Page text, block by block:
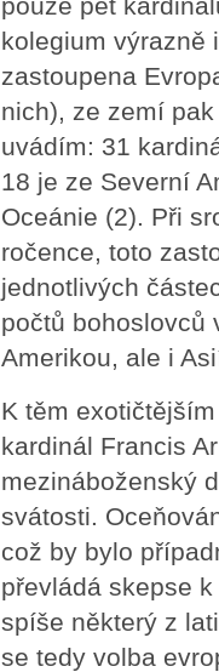
pouze pět
kolegium výrazně
zastoupena
nich), ze zemí
uvádím: 31
18 je ze Severní
Oceánie (2). Při
ročence, toto
jednotlivých
počtů bohoslovců
Amerikou, ale i
K těm
kardinál Francis
mezináboženský
svátosti.
což by bylo
převládá skepse
spíše některý z
se tedy volba